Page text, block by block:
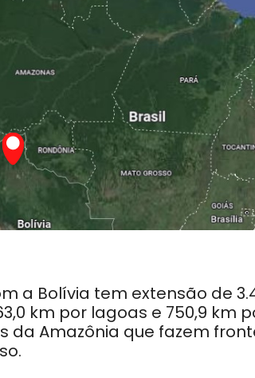
a Bolívia tem extensão de
km por lagoas e 750,9 km
da Amazônia que fazem